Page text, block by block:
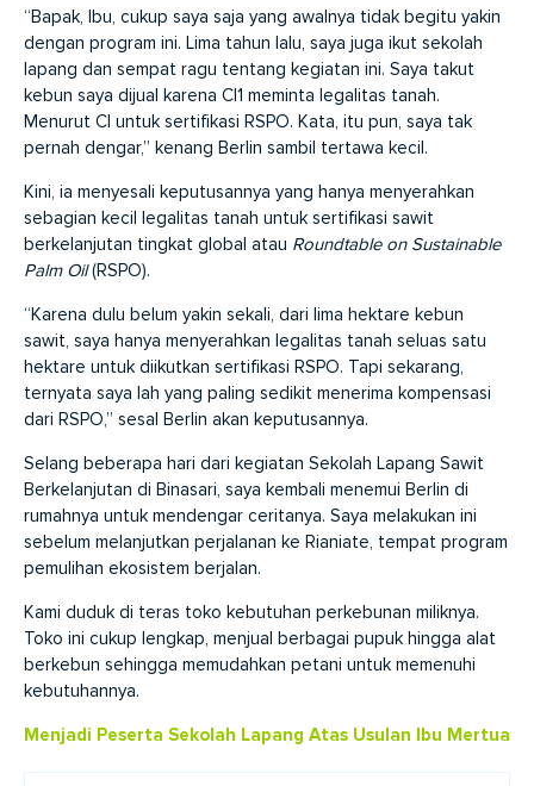
“Bapak, Ibu, cukup saya saja yang awalnya tidak begitu yakin
dengan program ini. Lima tahun lalu, saya juga ikut sekolah
lapang dan sempat ragu tentang kegiatan ini. Saya takut
kebun saya dijual karena CI1 meminta legalitas tanah.
Menurut CI untuk sertifikasi RSPO. Kata, itu pun, saya tak
pernah dengar,” kenang Berlin sambil tertawa kecil.
Kini, ia menyesali keputusannya yang hanya menyerahkan
sebagian kecil legalitas tanah untuk sertifikasi sawit
berkelanjutan tingkat global atau Roundtable on Sustainable
Palm Oil(RSPO).
“Karena dulu belum yakin sekali, dari lima hektare kebun
sawit, saya hanya menyerahkan legalitas tanah seluas satu
hektare untuk diikutkan sertifikasi RSPO. Tapi sekarang,
ternyata saya lah yang paling sedikit menerima kompensasi
dari RSPO,” sesal Berlin akan keputusannya.
Selang beberapa hari dari kegiatan Sekolah Lapang Sawit
Berkelanjutan di Binasari, saya kembali menemui Berlin di
rumahnya untuk mendengar ceritanya. Saya melakukan ini
sebelum melanjutkan perjalanan ke Rianiate, tempat program
pemulihan ekosistem berjalan.
Kami duduk di teras toko kebutuhan perkebunan miliknya.
Toko ini cukup lengkap, menjual berbagai pupuk hingga alat
berkebun sehingga memudahkan petani untuk memenuhi
kebutuhannya.
Menjadi Peserta Sekolah Lapang Atas Usulan Ibu Mertua